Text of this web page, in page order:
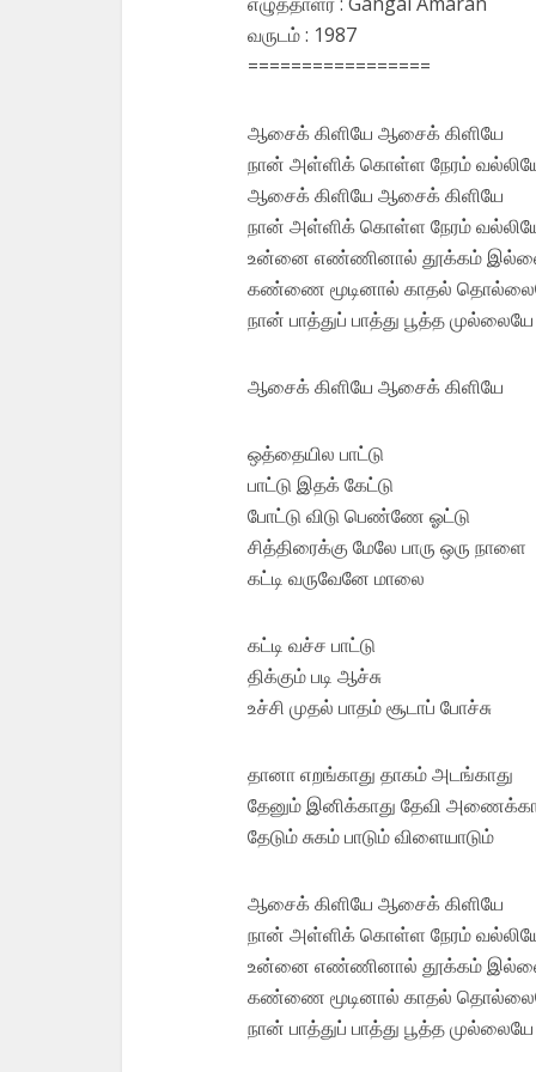
வருடம் : 1987
=================
ஆசைக் கிளியே ஆசைக் கிளியே
நான் அள்ளிக் கொள்ள நேரம்
ஆசைக் கிளியே ஆசைக் கிளியே
நான் அள்ளிக் கொள்ள நேரம்
உன்னை எண்ணினால் தூக்கம்
கண்ணை மூடினால் காதல்
நான் பாத்துப் பாத்து பூத்த முல்லையே
ஆசைக் கிளியே ஆசைக் கிளியே
ஒத்தையில பாட்டு
பாட்டு இதக் கேட்டு
போட்டு விடு பெண்ணே ஓட்டு
சித்திரைக்கு மேலே பாரு ஒரு நாளை
கட்டி வருவேனே மாலை
கட்டி வச்ச பாட்டு
திக்கும் படி ஆச்சு
உச்சி முதல் பாதம் சூடாப் போச்சு
தானா எறங்காது தாகம் அடங்காது
தேனும் இனிக்காது தேவி
தேடும் சுகம் பாடும் விளையாடும்
ஆசைக் கிளியே ஆசைக் கிளியே
நான் அள்ளிக் கொள்ள நேரம்
உன்னை எண்ணினால் தூக்கம்
கண்ணை மூடினால் காதல்
நான் பாத்துப் பாத்து பூத்த முல்லையே